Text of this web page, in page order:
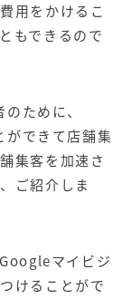
用をかけるこ
もできるので
ために、
できて店舗集
集客を加速さ
ご紹介しま
マイビジ
けることがで